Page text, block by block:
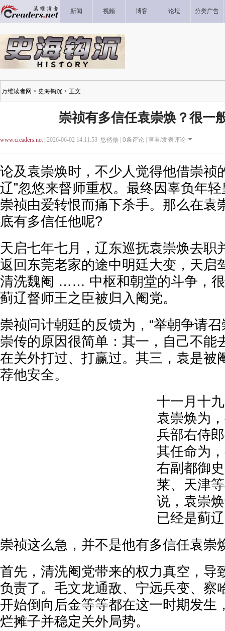
新闻 视频 博客 论坛 分类广告
万维读者网 > 史海钩沉 > 正文
崇祯有多信任袁崇焕？很一
www.creaders.net| 2026-06-02 14:11:53 悠然修 | 0条评论 | 查看/发表评论
论及袁崇焕时，不少人觉得他借崇祯
辽”忽悠来督师重权。最终因辜负年
崇祯由爱转恨而痛下杀手。那么在袁
底有多信任他呢?
天启七年七月，辽东巡抚袁崇焕去职
返回东莞老家的途中明廷大变，天启
清洗魏阉 …… 中枢和朝堂的斗争，
蓟辽督师王之臣被归入阉党。
崇祯问计朝廷的反馈为，“举朝争请
崇传的原因很简单：其一，自己不能
在关外打过、打赢过。其三，袁是被
荐他安全。
十一月十
袁崇焕为
兵部右侍
其任命为
右副都御
莱、天津
说，袁崇
已经是蓟
崇祯这么急，并不是他有多信任袁崇
首先，清洗阉党带来的权力真空，导
负责了。毛文龙通敌、宁远兵变、察
开始倒向后金等等都在这一时期发生
烂摊子并稳定关外局势。